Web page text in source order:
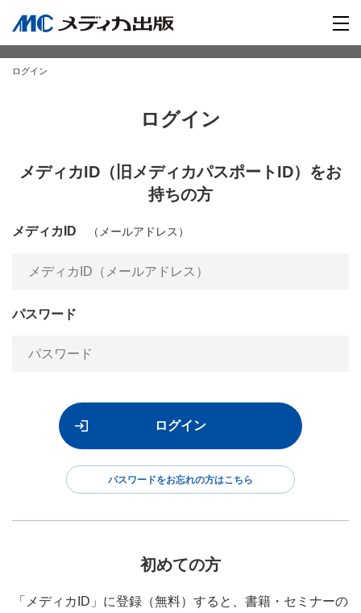
ログイン
ログイン
メディカID（旧メディカパスポートID）をお
持ちの方
メディカID （メールアドレス）
パスワード
パスワードをお忘れの方はこちら
初めての方
「メディカID」に登録（無料）すると、書籍・セミナーの